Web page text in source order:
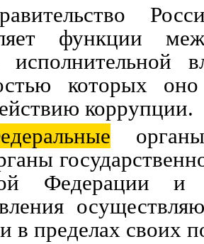
функции
исполнительной
которых
коррупции.
органы
Федерации и
в пределах своих